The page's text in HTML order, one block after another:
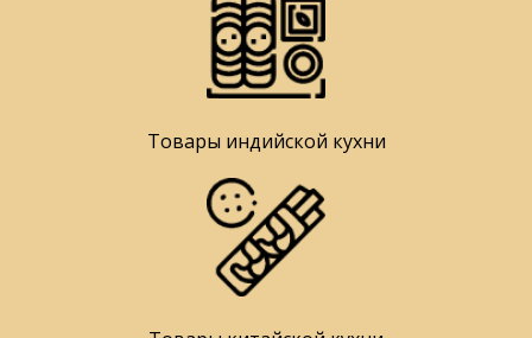
Товары индийской кухни